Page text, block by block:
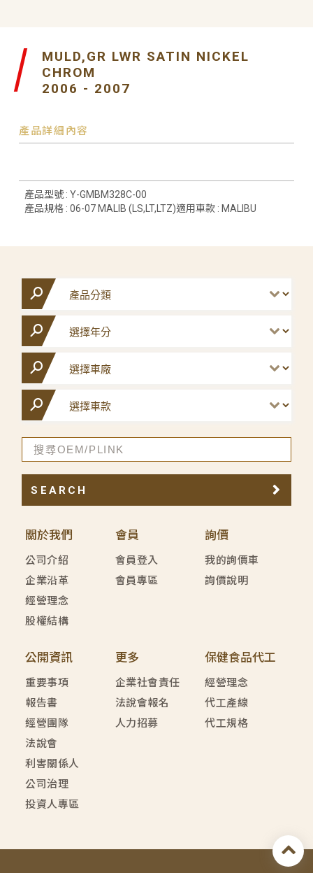
MULD,GR LWR SATIN NICKEL
CHROM
2006 - 2007
產品詳細內容
產品型號 : Y-GMBM328C-00
產品規格 : 06-07 MALIB (LS,LT,LTZ)適用車款 : MALIBU
關於我們
公司介紹
企業沿革
經營理念
股權結構
會員
會員登入
會員專區
詢價
我的詢價車
詢價說明
公開資訊
重要事項
報告書
經營團隊
法說會
利害關係人
公司治理
投資人專區
更多
企業社會責任
法說會報名
人力招募
保健食品代工
經營理念
代工產線
代工規格
SEARCH